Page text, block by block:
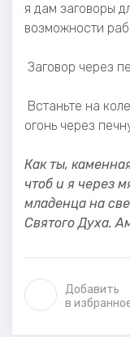
я дам заговоры
возможности
Заговор через
Встаньте на
огонь через
Как ты,
чтоб и я через
младенца на
Святого Духа.
Добавить
в